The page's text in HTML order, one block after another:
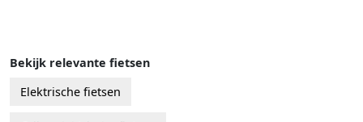
Bekijk relevante fietsen
Elektrische fietsen